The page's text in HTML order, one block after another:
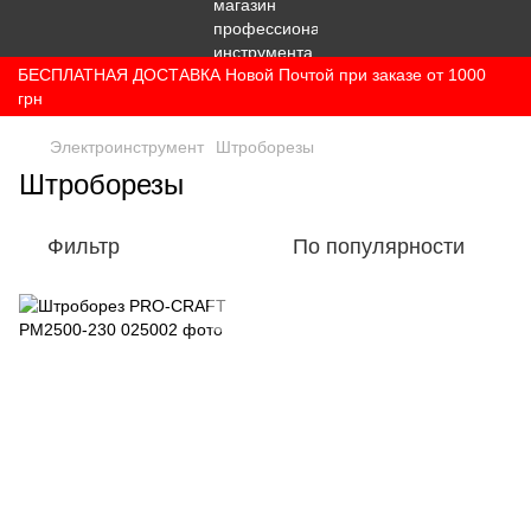
БЕСПЛАТНАЯ ДОСТАВКА Новой Почтой при заказе от 1000
грн
Электроинструмент Штроборезы
Штроборезы
Фильтр По популярности